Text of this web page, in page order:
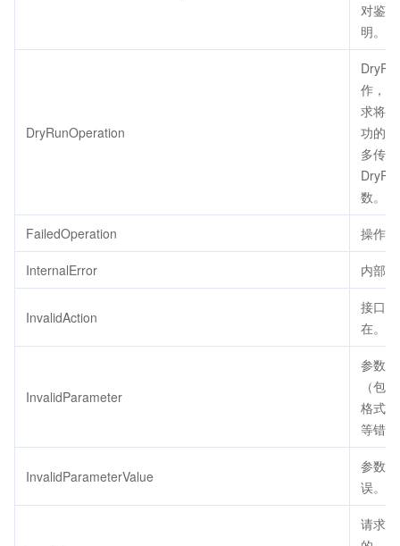
对鉴
明。
DryRunOperation
作，
求将
功的
多传了
数。
FailedOperation 操作
InternalError 内部
InvalidAction
接口
在。
InvalidParameter
参数
（包
格式
等错
InvalidParameterValue
参数
误。
请求